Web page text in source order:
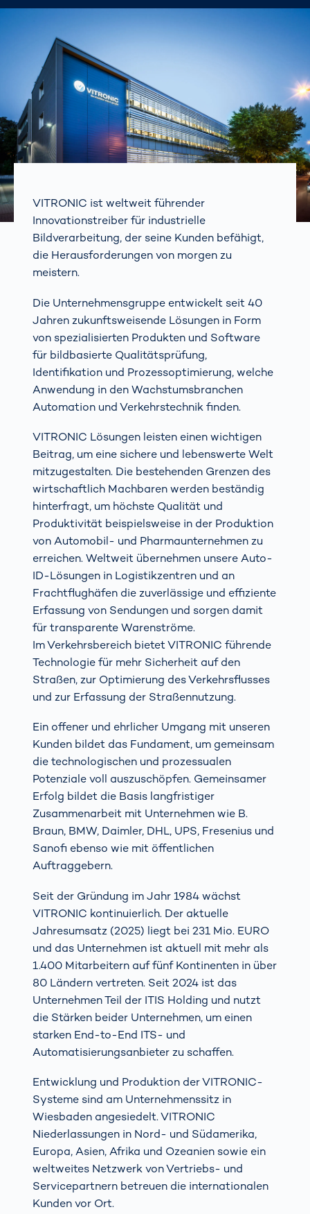
VITRONIC ist weltweit führender
Innovationstreiber für industrielle
Bildverarbeitung, der seine Kunden befähigt,
die Herausforderungen von morgen zu
meistern.
Die Unternehmensgruppe entwickelt seit 40
Jahren zukunftsweisende Lösungen in Form
von spezialisierten Produkten und Software
für bildbasierte Qualitätsprüfung,
Identifikation und Prozessoptimierung, welche
Anwendung in den Wachstumsbranchen
Automation und Verkehrstechnik finden.
VITRONIC Lösungen leisten einen wichtigen
Beitrag, um eine sichere und lebenswerte Welt
mitzugestalten. Die bestehenden Grenzen des
wirtschaftlich Machbaren werden beständig
hinterfragt, um höchste Qualität und
Produktivität beispielsweise in der Produktion
von Automobil- und Pharmaunternehmen zu
erreichen. Weltweit übernehmen unsere Auto-
ID-Lösungen in Logistikzentren und an
Frachtflughäfen die zuverlässige und effiziente
Erfassung von Sendungen und sorgen damit
für transparente Warenströme.
Im Verkehrsbereich bietet VITRONIC führende
Technologie für mehr Sicherheit auf den
Straßen, zur Optimierung des Verkehrsflusses
und zur Erfassung der Straßennutzung.
Ein offener und ehrlicher Umgang mit unseren
Kunden bildet das Fundament, um gemeinsam
die technologischen und prozessualen
Potenziale voll auszuschöpfen. Gemeinsamer
Erfolg bildet die Basis langfristiger
Zusammenarbeit mit Unternehmen wie B.
Braun, BMW, Daimler, DHL, UPS, Fresenius und
Sanofi ebenso wie mit öffentlichen
Auftraggebern.
Seit der Gründung im Jahr 1984 wächst
VITRONIC kontinuierlich. Der aktuelle
Jahresumsatz (2025) liegt bei 231 Mio. EURO
und das Unternehmen ist aktuell mit mehr als
1.400 Mitarbeitern auf fünf Kontinenten in über
80 Ländern vertreten. Seit 2024 ist das
Unternehmen Teil der ITIS Holding und nutzt
die Stärken beider Unternehmen, um einen
starken End-to-End ITS- und
Automatisierungsanbieter zu schaffen.
Entwicklung und Produktion der VITRONIC-
Systeme sind am Unternehmenssitz in
Wiesbaden angesiedelt. VITRONIC
Niederlassungen in Nord- und Südamerika,
Europa, Asien, Afrika und Ozeanien sowie ein
weltweites Netzwerk von Vertriebs- und
Servicepartnern betreuen die internationalen
Kunden vor Ort.